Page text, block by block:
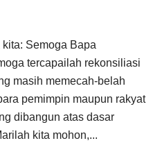
Semoga Bapa
tercapailah rekonsiliasi
masih memecah-belah
pemimpin maupun rakyat
dibangun atas dasar
kita mohon,...